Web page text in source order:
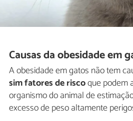
Causas da obesidade em
A obesidade em gatos não tem
sim fatores de riscoque podem
organismo do animal de
excesso de peso altamente